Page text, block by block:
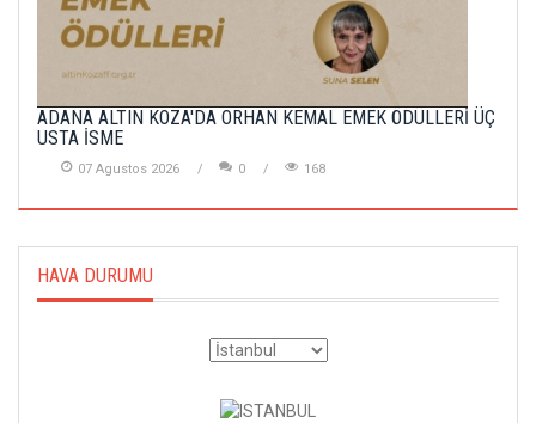
ADANA ALTIN KOZA'DA ORHAN KEMAL EMEK ÖDÜLLERİ ÜÇ
USTA İSME
07 Agustos 2026 0 168
HAVA DURUMU